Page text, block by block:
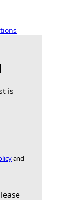
is
and